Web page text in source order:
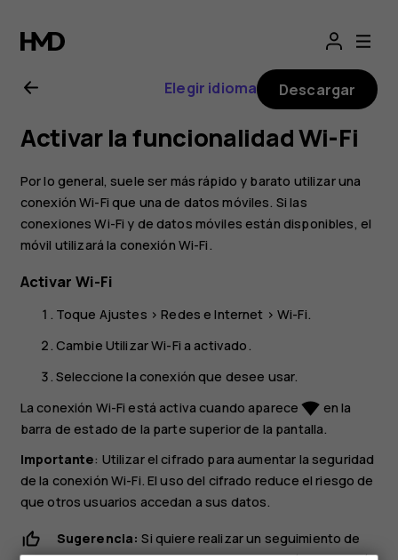
Guía
del
usuario
de
Nokia
G21
Smartphones
Elegir idioma Descargar
Activar la funcionalidad Wi-Fi
Por lo general, suele ser más rápido y barato utilizar una
conexión Wi-Fi que una de datos móviles. Si las
conexiones Wi-Fi y de datos móviles están disponibles, el
móvil utilizará la conexión Wi-Fi.
Activar Wi-Fi
Toque Ajustes >Redes e Internet > Wi-Fi.
Cambie Utilizar Wi-Fi a activado.
Seleccione la conexión que desee usar.
La conexión Wi-Fi está activa cuando aparecenetwork_wifi en la
barra de estado de la parte superior de la pantalla.
Importante: Utilizar el cifrado para aumentar la seguridad
de la conexión Wi-Fi. El uso del cifrado reduce el riesgo de
que otros usuarios accedan a sus datos.
Sugerencia: Si quiere realizar un seguimiento de